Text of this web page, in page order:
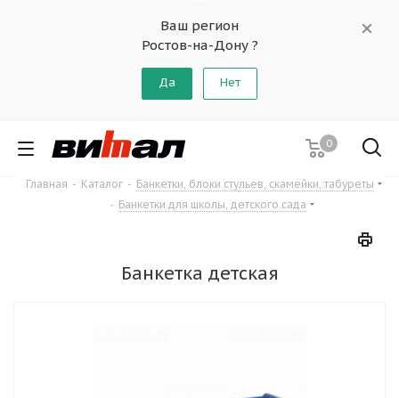
Ваш регион
Ростов-на-Дону ?
Да Нет
0
Главная - Каталог - Банкетки, блоки стульев, скамейки, табуреты
- Банкетки для школы, детского сада
Банкетка детская